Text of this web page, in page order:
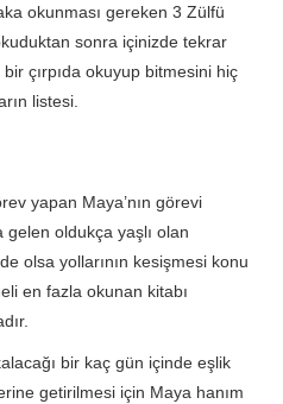
okunması gereken 3 Zülfü
sonra içinizde tekrar
çırpıda okuyup bitmesini hiç
listesi.
yapan Maya’nın görevi
gelen oldukça yaşlı olan
olsa yollarının kesişmesi konu
en fazla okunan kitabı
bir kaç gün içinde eşlik
getirilmesi için Maya hanım